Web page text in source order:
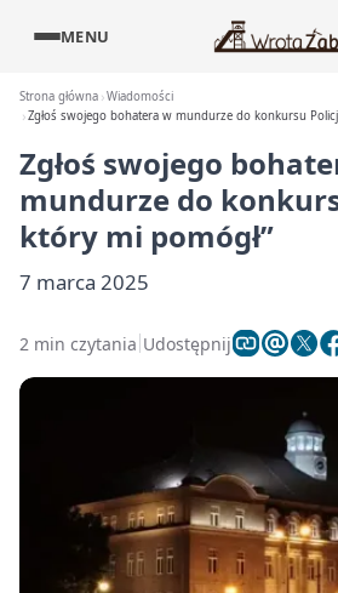
MENU
Strona główna Wiadomości
Zgłoś swojego bohatera w mundurze do konkursu
Zgłoś swojego
mundurze do
który mi pomógł”
7 marca 2025
2 min czytania Udostępnij